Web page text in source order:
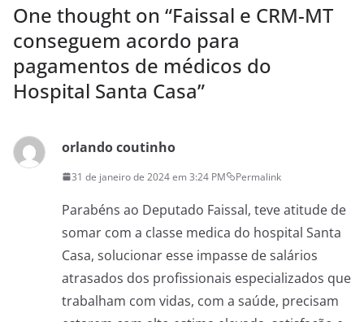
One thought on “Faissal e CRM-MT
conseguem acordo para
pagamentos de médicos do
Hospital Santa Casa”
orlando coutinho
31 de janeiro de 2024 em 3:24 PM Permalink
Parabéns ao Deputado Faissal, teve atitude de
somar com a classe medica do hospital Santa
Casa, solucionar esse impasse de salários
atrasados dos profissionais especializados que
trabalham com vidas, com a saúde, precisam